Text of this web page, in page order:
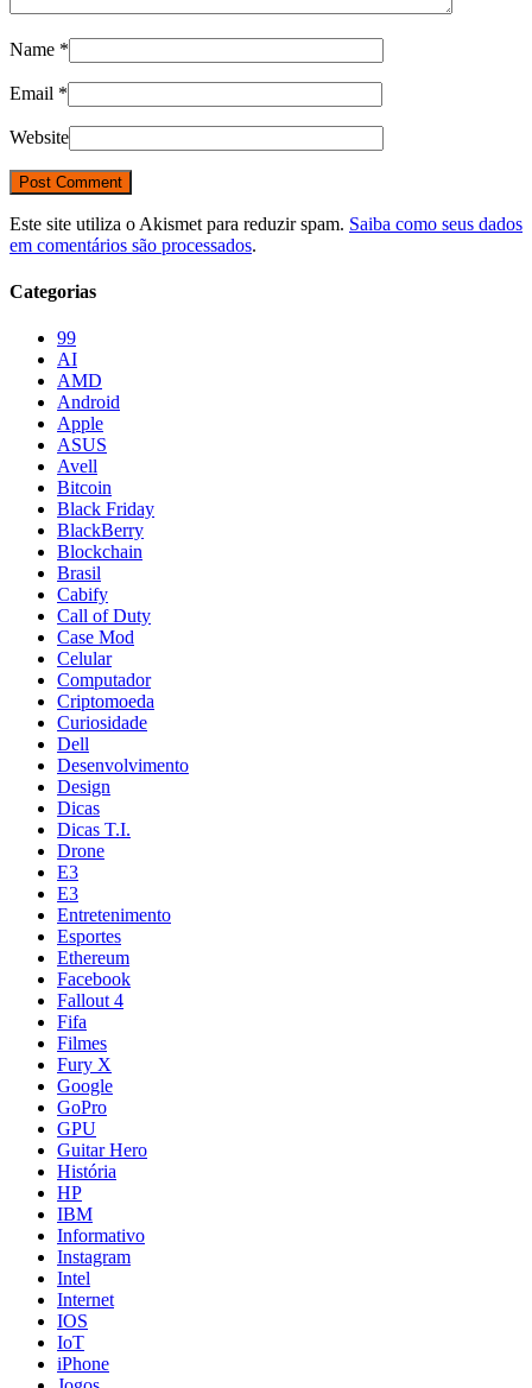
Name *
Email *
Website
Este site utiliza o Akismet para reduzir spam. Saiba como seus dados
em comentários são processados.
Categorias
99
AI
AMD
Android
Apple
ASUS
Avell
Bitcoin
Black Friday
BlackBerry
Blockchain
Brasil
Cabify
Call of Duty
Case Mod
Celular
Computador
Criptomoeda
Curiosidade
Dell
Desenvolvimento
Design
Dicas
Dicas T.I.
Drone
E3
E3
Entretenimento
Esportes
Ethereum
Facebook
Fallout 4
Fifa
Filmes
Fury X
Google
GoPro
GPU
Guitar Hero
História
HP
IBM
Informativo
Instagram
Intel
Internet
IOS
IoT
iPhone